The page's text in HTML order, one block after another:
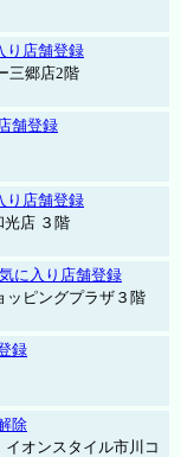
り店舗登録
三郷店2階
舗登録
り店舗登録
光店 ３階
に入り店舗登録
ピングプラザ３階
録
除
オンスタイル市川コ